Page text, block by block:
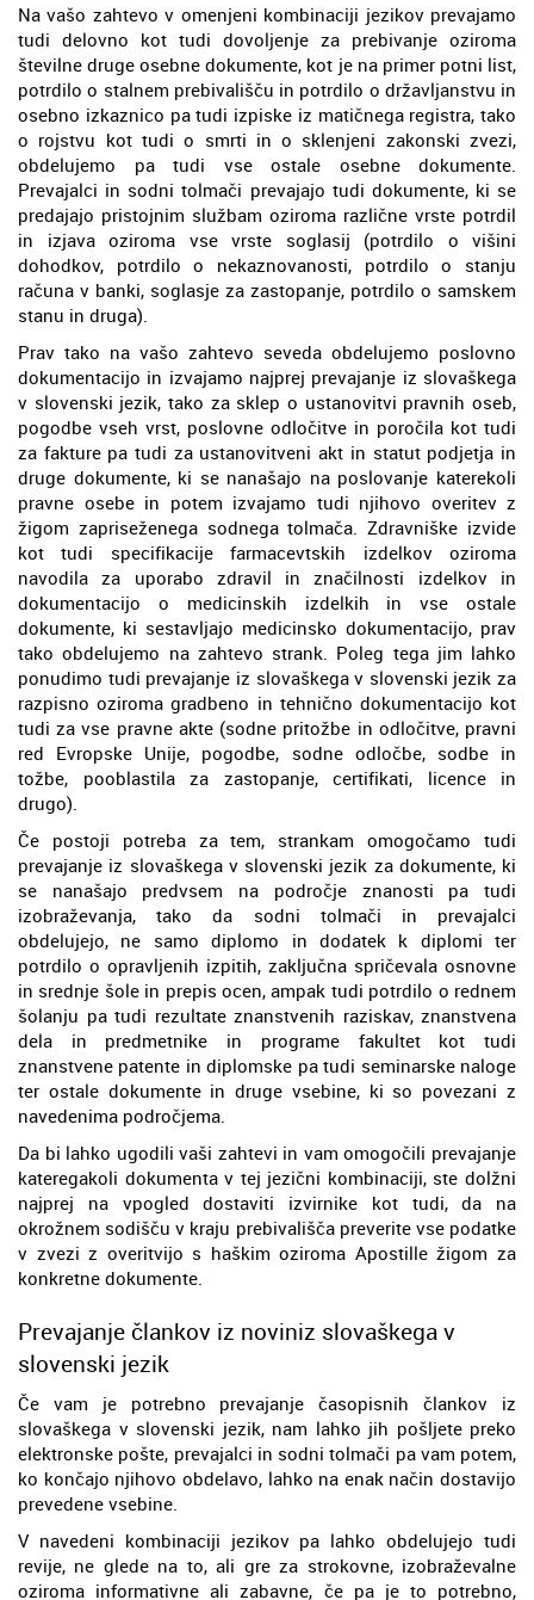
Na vašo zahtevo v omenjeni kombinaciji jezikov prevajamo
tudi delovno kot tudi dovoljenje za prebivanje oziroma
številne druge osebne dokumente, kot je na primer potni list,
potrdilo o stalnem prebivališču in potrdilo o državljanstvu in
osebno izkaznico pa tudi izpiske iz matičnega registra, tako
o rojstvu kot tudi o smrti in o sklenjeni zakonski zvezi,
obdelujemo pa tudi vse ostale osebne dokumente.
Prevajalci in sodni tolmači prevajajo tudi dokumente, ki se
predajajo pristojnim službam oziroma različne vrste potrdil
in izjava oziroma vse vrste soglasij (potrdilo o višini
dohodkov, potrdilo o nekaznovanosti, potrdilo o stanju
računa v banki, soglasje za zastopanje, potrdilo o samskem
stanu in druga).
Prav tako na vašo zahtevo seveda obdelujemo poslovno
dokumentacijo in izvajamo najprej prevajanje iz slovaškega
v slovenski jezik, tako za sklep o ustanovitvi pravnih oseb,
pogodbe vseh vrst, poslovne odločitve in poročila kot tudi
za fakture pa tudi za ustanovitveni akt in statut podjetja in
druge dokumente, ki se nanašajo na poslovanje katerekoli
pravne osebe in potem izvajamo tudi njihovo overitev z
žigom zapriseženega sodnega tolmača. Zdravniške izvide
kot tudi specifikacije farmacevtskih izdelkov oziroma
navodila za uporabo zdravil in značilnosti izdelkov in
dokumentacijo o medicinskih izdelkih in vse ostale
dokumente, ki sestavljajo medicinsko dokumentacijo, prav
tako obdelujemo na zahtevo strank. Poleg tega jim lahko
ponudimo tudi prevajanje iz slovaškega v slovenski jezik za
razpisno oziroma gradbeno in tehnično dokumentacijo kot
tudi za vse pravne akte (sodne pritožbe in odločitve, pravni
red Evropske Unije, pogodbe, sodne odločbe, sodbe in
tožbe, pooblastila za zastopanje, certifikati, licence in
drugo).
Če postoji potreba za tem, strankam omogočamo tudi
prevajanje iz slovaškega v slovenski jezik za dokumente, ki
se nanašajo predvsem na področje znanosti pa tudi
izobraževanja, tako da sodni tolmači in prevajalci
obdelujejo, ne samo diplomo in dodatek k diplomi ter
potrdilo o opravljenih izpitih, zaključna spričevala osnovne
in srednje šole in prepis ocen, ampak tudi potrdilo o rednem
šolanju pa tudi rezultate znanstvenih raziskav, znanstvena
dela in predmetnike in programe fakultet kot tudi
znanstvene patente in diplomske pa tudi seminarske naloge
ter ostale dokumente in druge vsebine, ki so povezani z
navedenima področjema.
Da bi lahko ugodili vaši zahtevi in vam omogočili prevajanje
kateregakoli dokumenta v tej jezični kombinaciji, ste dolžni
najprej na vpogled dostaviti izvirnike kot tudi, da na
okrožnem sodišču v kraju prebivališča preverite vse podatke
v zvezi z overitvijo s haškim oziroma Apostille žigom za
konkretne dokumente.
Prevajanje člankov iz noviniz slovaškega v
slovenski jezik
Če vam je potrebno prevajanje časopisnih člankov iz
slovaškega v slovenski jezik, nam lahko jih pošljete preko
elektronske pošte, prevajalci in sodni tolmači pa vam potem,
ko končajo njihovo obdelavo, lahko na enak način dostavijo
prevedene vsebine.
V navedeni kombinaciji jezikov pa lahko obdelujejo tudi
revije, ne glede na to, ali gre za strokovne, izobraževalne
oziroma informativne ali zabavne, če pa je to potrebno,